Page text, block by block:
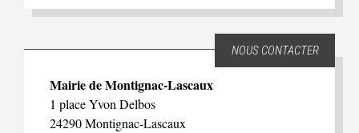
NOUS CONTACTER
Mairie de Montignac-Lascaux
1 place Yvon Delbos
24290 Montignac-Lascaux